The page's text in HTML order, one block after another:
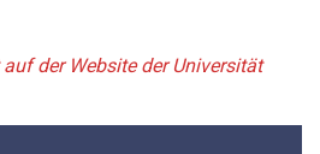
der Website der Universität